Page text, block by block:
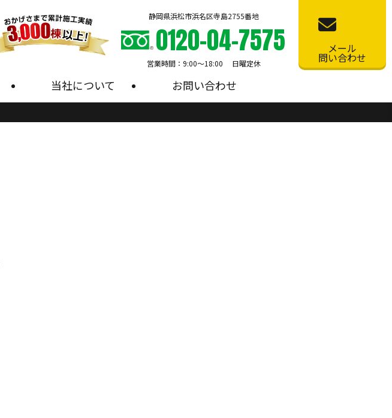
当社について お問い合わせ
静岡県浜松市浜名区寺島2755番地
0120-04-7575
営業時間：9:00〜18:00 日曜定休
メール
問い合わせ